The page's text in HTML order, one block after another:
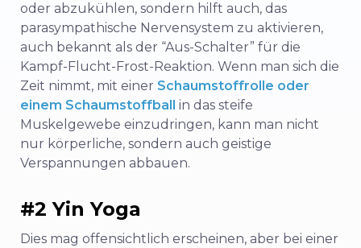
oder abzukühlen, sondern hilft auch, das
parasympathische Nervensystem zu aktivieren,
auch bekannt als der “Aus-Schalter” für die
Kampf-Flucht-Frost-Reaktion. Wenn man sich die
Zeit nimmt, mit einer Schaumstoffrolle oder
einem Schaumstoffball
in das steife
Muskelgewebe einzudringen, kann man nicht
nur körperliche, sondern auch geistige
Verspannungen abbauen.
#2 Yin Yoga
Dies mag offensichtlich erscheinen, aber bei einer